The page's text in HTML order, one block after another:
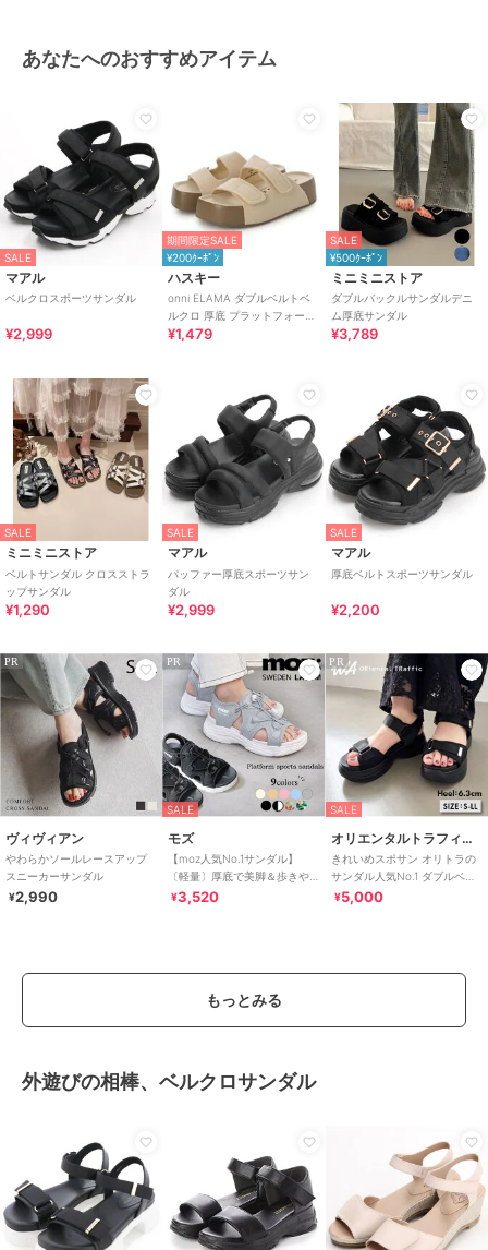
あなたへのおすすめアイテム
SALE
マアル
ベルクロスポーツサンダル
¥2,999
期間限定SALE
¥200ｸｰﾎﾟﾝ
ハスキー
onni ELAMA ダブルベルトベ
ルクロ 厚底 プラットフォーム
サンダル
¥1,479
SALE
¥500ｸｰﾎﾟﾝ
ミニミニストア
ダブルバックルサンダルデニ
ム厚底サンダル
¥3,789
SALE
ミニミニストア
ベルトサンダル クロスストラ
ップサンダル
¥1,290
SALE
マアル
パッファー厚底スポーツサン
ダル
¥2,999
SALE
マアル
厚底ベルトスポーツサンダル
¥2,200
PR
ヴィヴィアン
やわらかソールレースアップ
スニーカーサンダル
¥2,990
PR
SALE
モズ
【moz人気No.1サンダル】
〔軽量〕厚底で美脚＆歩きや
すい！疲れにくいフィット感
¥3,520
PR
SALE
オリエンタルトラフィック
きれいめスポサン オリトラの
サンダル人気No.1 ダブルベル
ト スポーツサンダル /42207
¥5,000
もっとみる
外遊びの相棒、ベルクロサンダル